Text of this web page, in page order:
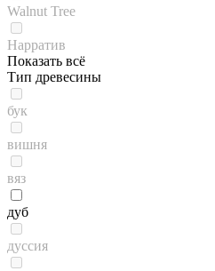
Walnut Tree
Нарратив
Показать всё
Тип древесины
бук
вишня
вяз
дуб
дуссия